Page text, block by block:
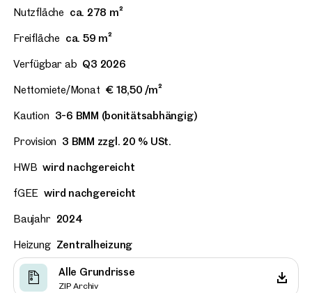
Nutzfläche ca. 278 m²
Freifläche ca. 59 m²
Verfügbar ab Q3 2026
Nettomiete/Monat € 18,50 /m²
Kaution 3-6 BMM (bonitätsabhängig)
Provision 3 BMM zzgl. 20 % USt.
HWB wird nachgereicht
fGEE wird nachgereicht
Baujahr 2024
Heizung Zentralheizung
Alle Grundrisse
ZIP Archiv